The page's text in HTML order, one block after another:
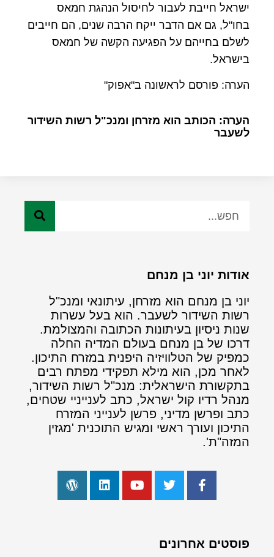
ישראל חייבת לעבור לחיסול הנהגת חמאס
בחו"ל, גם אם הדבר ייקח הרבה שנים, הם חייבים
לשלם בחייהם על הפגיעה הקשה של חמאס
בישראל.
הערה: פורסם לראשונה ב"אפוק"
הערה: הכותב הוא מזרחן ומנכ"ל רשות השידור
לשעבר
אודות יוני בן מנחם
יוני בן מנחם הוא מזרחן, עיתונאי ומנכ"ל
רשות השידור לשעבר. הוא בעל עשרות
שנות ניסיון בעיתונות הכתובה והמצולמת.
דרכו של בן מנחם בעולם המדיה החלה
כמפיק של הטלוויזיה היפנית במזרח התיכון.
לאחר מכן, הוא מילא תפקידי מפתח רבים
בתקשורת הישראלית: מנכ"ל רשות השידור,
מנהל רדיו קול ישראל, כתב לענייניי שטחים,
כתב ופרשן מדיני, פרשן לענייני המזרח
התיכון ועורך ראשי ומגיש התוכנית 'מגזין
המזה"ת'.
פוסטים אחרונים